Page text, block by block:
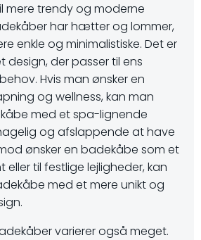
mere trendy og moderne
har hætter og lommer,
enkle og minimalistiske. Det er
der passer til ens
Hvis man ønsker en
og wellness, kan man
med et spa-lignende
og afslappende at have
ønsker en badekåbe som et
til festlige lejligheder, kan
med et mere unikt og
varierer også meget.